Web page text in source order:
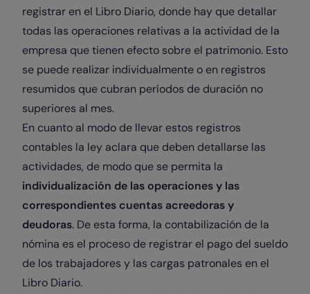
registrar en el Libro Diario, donde hay que detallar
todas las operaciones relativas a la actividad de la
empresa que tienen efecto sobre el patrimonio. Esto
se puede realizar individualmente o en registros
resumidos que cubran períodos de duración no
superiores al mes.
En cuanto al modo de llevar estos registros
contables la ley aclara que deben detallarse las
actividades, de modo que se permita la
individualización de las operaciones y las
correspondientes cuentas acreedoras y
deudoras. De esta forma, la contabilización de la
nómina es el proceso de registrar el pago del sueldo
de los trabajadores y las cargas patronales en el
Libro Diario.